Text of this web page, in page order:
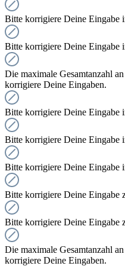
Bitte korrigiere Deine Eingabe
Bitte korrigiere Deine Eingabe
Die maximale Gesamtanzahl
korrigiere Deine Eingaben.
Bitte korrigiere Deine Eingabe
Bitte korrigiere Deine Eingabe
Bitte korrigiere Deine Eingabe
Bitte korrigiere Deine Eingabe
Bitte korrigiere Deine Eingabe
Die maximale Gesamtanzahl
korrigiere Deine Eingaben.